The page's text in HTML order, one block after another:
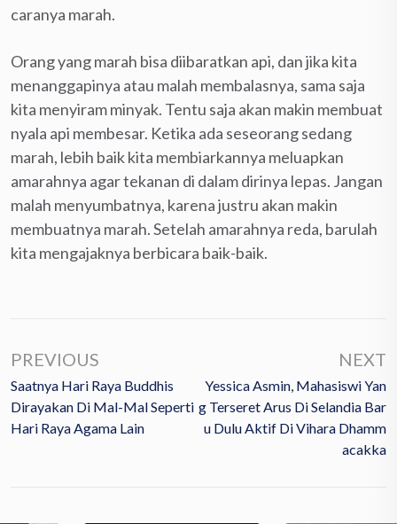
caranya marah.
Orang yang marah bisa diibaratkan api, dan jika kita
menanggapinya atau malah membalasnya, sama saja
kita menyiram minyak. Tentu saja akan makin membuat
nyala api membesar. Ketika ada seseorang sedang
marah, lebih baik kita membiarkannya meluapkan
amarahnya agar tekanan di dalam dirinya lepas. Jangan
malah menyumbatnya, karena justru akan makin
membuatnya marah. Setelah amarahnya reda, barulah
kita mengajaknya berbicara baik-baik.
PREVIOUS
Saatnya Hari Raya Buddhis
Dirayakan Di Mal-Mal Seperti
Hari Raya Agama Lain
NEXT
Yessica Asmin, Mahasiswi Yan
G Terseret Arus Di Selandia Bar
U Dulu Aktif Di Vihara Dhamm
Acakka